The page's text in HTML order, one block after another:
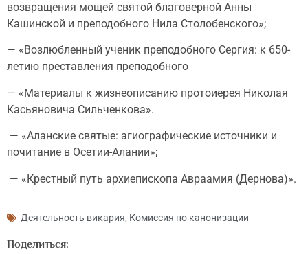
возвращения мощей святой благоверной Анны
Кашинской и преподобного Нила Столобенского»;
— «Возлюбленный ученик преподобного Сергия: к 650-
летию преставления преподобного
— «Материалы к жизнеописанию протоиерея Николая
Касьяновича Сильченкова».
— «Аланские святые: агиографические источники и
почитание в Осетии-Алании»;
— «Крестный путь архиепископа Авраамия (Дернова)».
Деятельность викария, Комиссия по канонизации
Поделиться: